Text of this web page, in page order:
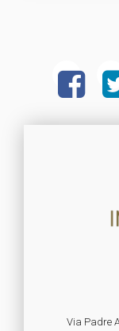
Via Padre